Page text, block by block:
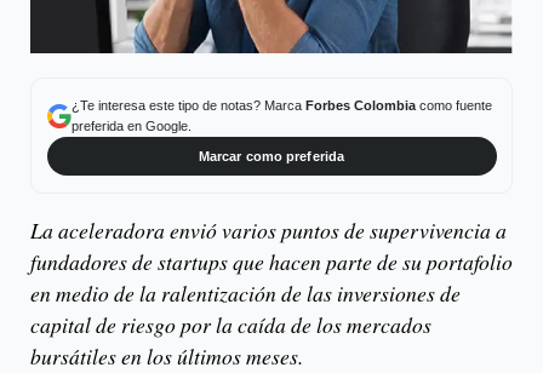
¿Te interesa este tipo de notas? Marca Forbes Colombiacomo fuente
preferida en Google.
Marcar como preferida
La aceleradora envió varios puntos de supervivencia a
fundadores de startups que hacen parte de su portafolio
en medio de la ralentización de las inversiones de
capital de riesgo por la caída de los mercados
bursátiles en los últimos meses.